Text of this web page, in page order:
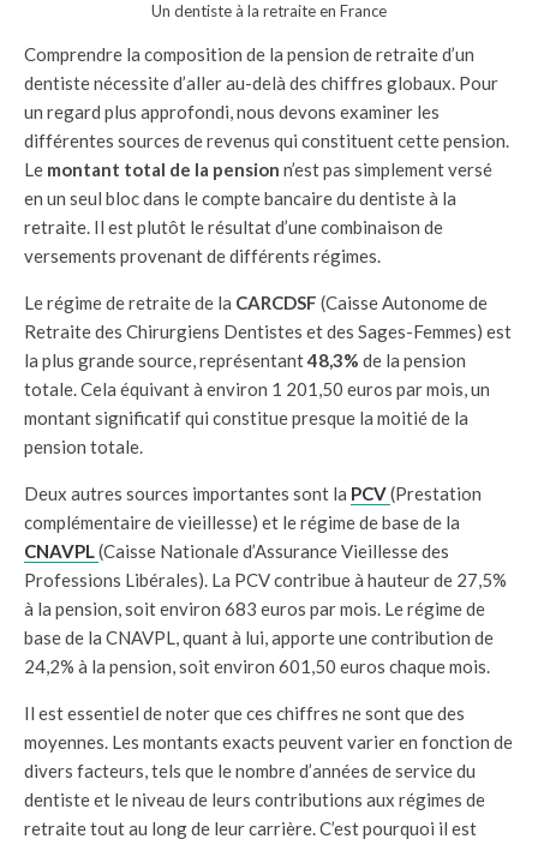
Un dentiste à la retraite en France
Comprendre la composition de la pension de retraite d’un
dentiste nécessite d’aller au-delà des chiffres globaux. Pour
un regard plus approfondi, nous devons examiner les
différentes sources de revenus qui constituent cette pension.
Le montant total de la pension n’est pas simplement versé
en un seul bloc dans le compte bancaire du dentiste à la
retraite. Il est plutôt le résultat d’une combinaison de
versements provenant de différents régimes.
Le régime de retraite de la CARCDSF (Caisse Autonome de
Retraite des Chirurgiens Dentistes et des Sages-Femmes) est
la plus grande source, représentant48,3% de la pension
totale. Cela équivant à environ 1 201,50 euros par mois, un
montant significatif qui constitue presque la moitié de la
pension totale.
Deux autres sources importantes sont la PCV(Prestation
complémentaire de vieillesse) et le régime de base de la
CNAVPL(Caisse Nationale d’Assurance Vieillesse des
Professions Libérales). La PCV contribue à hauteur de 27,5%
à la pension, soit environ 683 euros par mois. Le régime de
base de la CNAVPL, quant à lui, apporte une contribution de
24,2% à la pension, soit environ 601,50 euros chaque mois.
Il est essentiel de noter que ces chiffres ne sont que des
moyennes. Les montants exacts peuvent varier en fonction de
divers facteurs, tels que le nombre d’années de service du
dentiste et le niveau de leurs contributions aux régimes de
retraite tout au long de leur carrière. C’est pourquoi il est